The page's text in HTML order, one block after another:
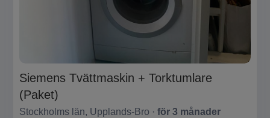
Siemens Tvättmaskin + Torktumlare
(Paket)
Stockholms län, Upplands-Bro · för 3 månader